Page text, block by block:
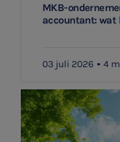
MKB-
accountant: wat
03 juli 2026 4